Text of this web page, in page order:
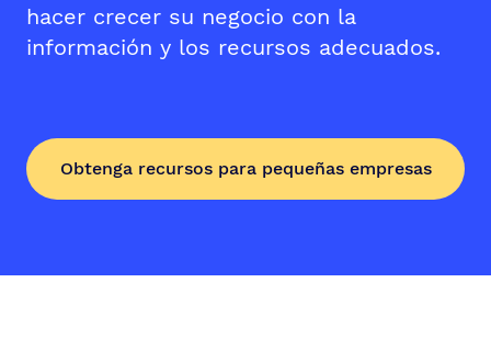
hacer crecer su negocio con la
información y los recursos adecuados.
Obtenga recursos para pequeñas empresas